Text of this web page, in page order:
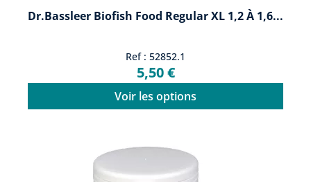
Dr.Bassleer Biofish Food Regular XL 1,2 À 1,6...
Ref : 52852.1
5,50 €
Voir les options